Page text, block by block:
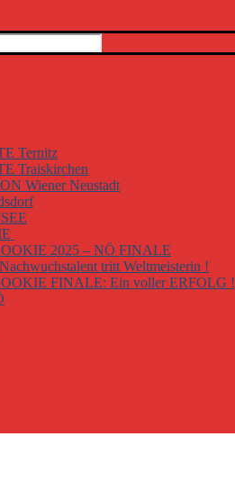
Ternitz
Traiskirchen
Wiener Neustadt
2025 – NÖ FINALE
tritt Weltmeisterin !
FINALE: Ein voller ERFOLG !